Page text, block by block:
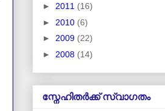
► 2011 (16)
► 2010 (6)
► 2009 (22)
► 2008 (14)
സ്നേഹിതർക്ക് സ്വാഗതം